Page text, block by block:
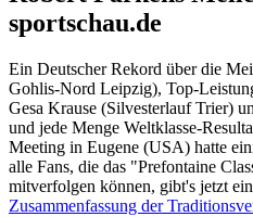
sportschau.de
Ein Deutscher Rekord über die
Gohlis-Nord Leipzig), Top-
Gesa Krause (Silvesterlauf Trier)
und jede Menge Weltklasse-
Meeting in Eugene (USA) hatte
alle Fans, die das "Prefontaine
mitverfolgen können, gibt's jetzt
Zusammenfassung der